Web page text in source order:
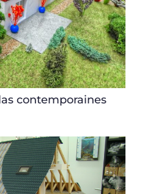
contemporaines